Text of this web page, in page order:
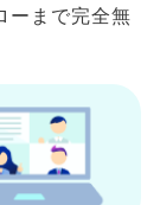
ーまで完全無